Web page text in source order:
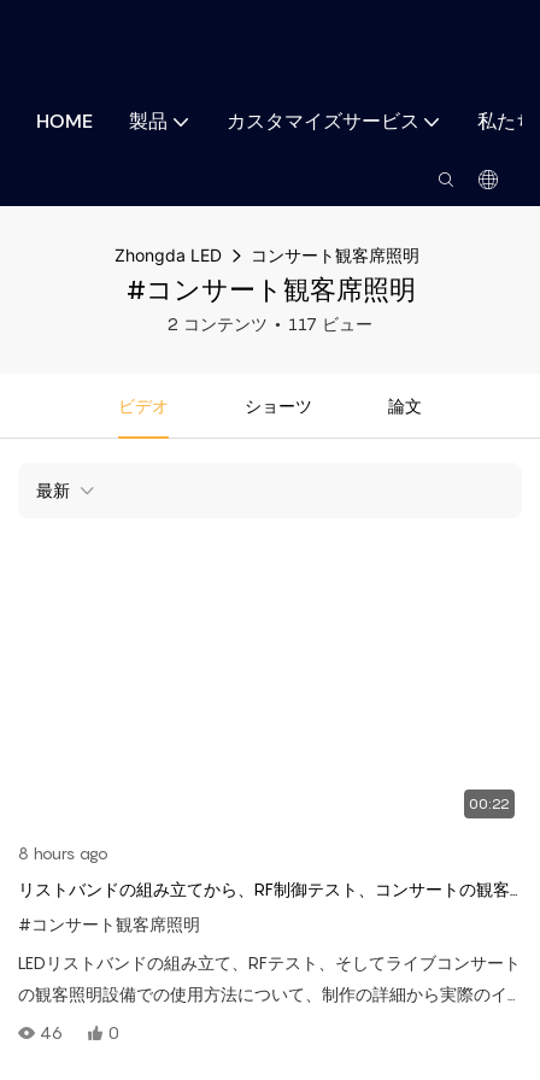
HOME 製品 カスタマイズサービス 私た
Zhongda LED コンサート観客席照明
#コンサート観客席照明
2 コンテンツ 117 ビュー
ビデオ ショーツ 論文
最新
00:22
8 hours ago
リストバンドの組み立てから、RF制御テスト、コンサートの観客
照明の同期まで。
#コンサート観客席照明
LEDリストバンドの組み立て、RFテスト、そしてライブコンサート
の観客照明設備での使用方法について、制作の詳細から実際のイ
ベントでのパフォーマンスまでを解説します。
46 0